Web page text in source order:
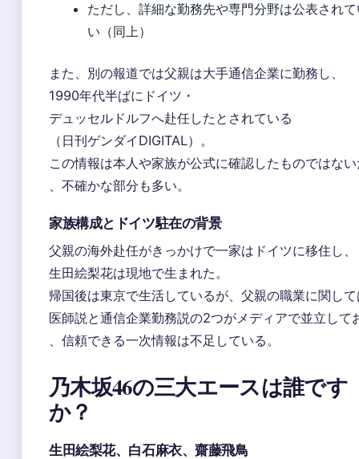
ただし、詳細な勤務先や専門分野は公表され
い（同上）
また、別の報道では父親は大手通信企業に勤務し、
1990年代半ばにドイツ・
デュッセルドルフへ赴任したとされている
（日刊ゲンダイDIGITAL）。
この情報は本人や家族が公式に確認したものではな
、不確かな部分も多い。
家族構成とドイツ駐在の背景
父親の海外赴任がきっかけで一家はドイツに移住し、
生田絵梨花は現地で生まれた。
帰国後は東京で生活しているが、父親の職業に関し
医師説と通信企業勤務説の2つがメディアで並立して
、信頼できる一次情報は不足している。
乃木坂46の三大エースは誰です
か？
生田絵梨花、白石麻衣、齋藤飛鳥